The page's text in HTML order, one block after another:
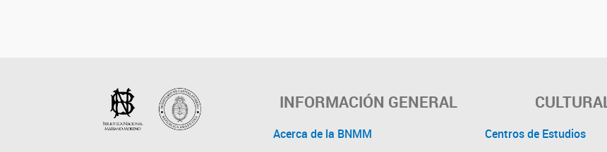
INFORMACIÓN GENERAL
Acerca de la BNMM
Centros de Estudios